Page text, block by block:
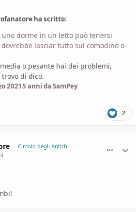
ha scritto:
uno dorme in un letto può tenersi
lasciar tutto sul comodino o
o pesante hai dei problemi,
di dico.
20215 anni da SamPey
2
Circolo degli Antichi